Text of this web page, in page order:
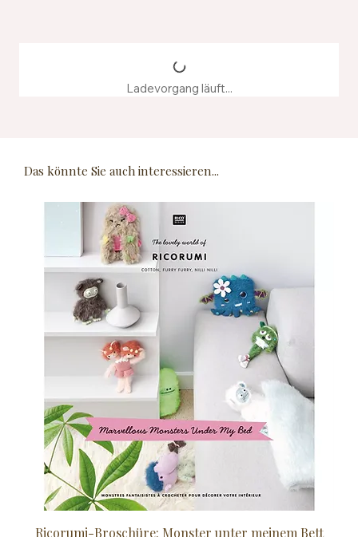
Ladevorgang läuft...
Das könnte Sie auch interessieren...
Ricorumi-Broschüre: Monster unter meinem Bett